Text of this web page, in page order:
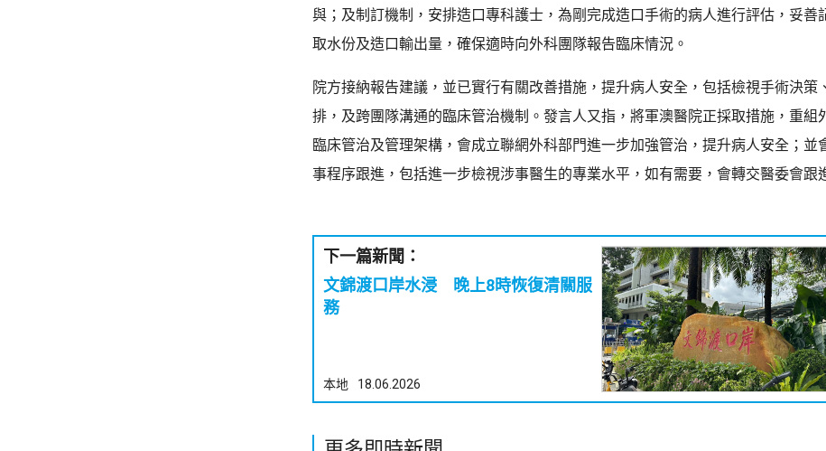
與；及制訂機制，安排造口專科護士，為剛完成造口手術的病人進行評估，妥善
取水份及造口輸出量，確保適時向外科團隊報告臨床情況。
院方接納報告建議，並已實行有關改善措施，提升病人安全，包括檢視手術決策
排，及跨團隊溝通的臨床管治機制。發言人又指，將軍澳醫院正採取措施，重組
臨床管治及管理架構，會成立聯網外科部門進一步加強管治，提升病人安全；並
事程序跟進，包括進一步檢視涉事醫生的專業水平，如有需要，會轉交醫委會跟
下一篇新聞：
文錦渡口岸水浸 晚上8時恢復清關服
務
本地 18.06.2026